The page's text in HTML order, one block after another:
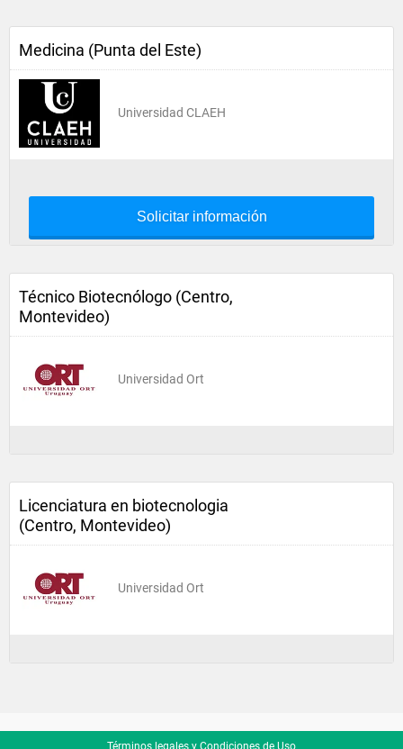
Medicina (Punta del Este)
Universidad CLAEH
Solicitar información
Técnico Biotecnólogo (Centro,
Montevideo)
Universidad Ort
Licenciatura en biotecnologia
(Centro, Montevideo)
Universidad Ort
Términos legales y Condiciones de Uso